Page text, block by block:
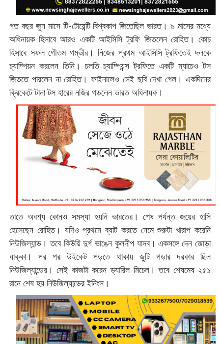
গত বছর জুন মাসে টি-টোয়েন্টি বিশ্বকাপ জিতেছিল ভারত। ৯ মাসের মধ্যে
অধিনায়ক হিসাবে আরও একটি আইসিসি ট্রফি জিতলেন রোহিত। কোচ
হিসাবে সফল গৌতম গম্ভীর। নিজের প্রথম আইসিসি ট্রফিতেই দলকে
চ্যাম্পিয়ন করলেন তিনি। চলতি চ্যাম্পিয়ন্স ট্রফিতে একটি ম্যাচেও টস
জিততে পারলেন না রোহিত। ফাইনালেও সেই ছবি দেখা গেল। একদিনের
ক্রিকেটে টানা টস হারের নজির গড়লেন ভারত অধিনায়ক।
তাতে অবশ্য কোনও সমস্যা হয়নি ভারতের। শেষ পর্যন্ত জয়ের হাসি
হেসেছেন রোহিত। যদিও প্রথমে ব্যাট করতে নেমে শুরুটা খারাপ করেনি
নিউজিল্যান্ড। তবে কিউয়ি দুর্গ ভাঙেন কুলদীপ যাদব। একসঙ্গে দেন জোড়া
ধাক্কা। পর পর উইকেট পড়তে থাকায় জুটি গড়ার দরকার ছিল
নিউজিল্যান্ডের। সেই কাজটা করেন ড্যারিল মিচেল। তবে শেষমেষ ২৫১
রানে শেষ হয় নিউজিল্যান্ডের ইনিংস।